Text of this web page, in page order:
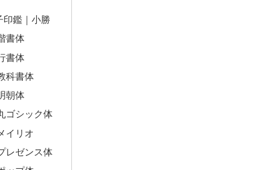
印鑑｜小勝
書体
書体
科書体
朝体
ゴシック体
イリオ
レゼンス体